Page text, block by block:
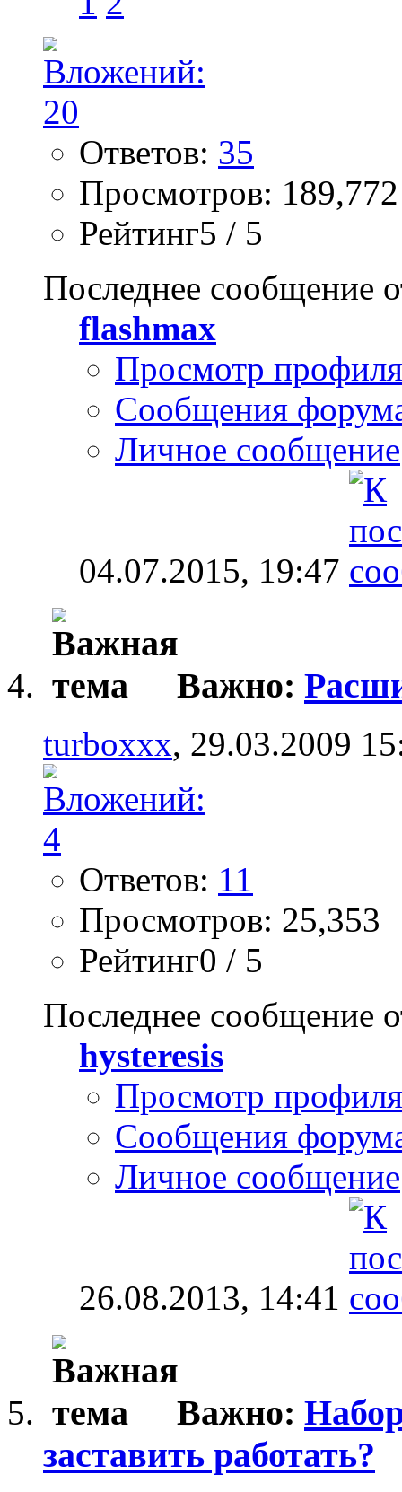
Ответов: 35
Просмотров: 189,772
Рейтинг5 / 5
Последнее сообщение
flashmax
Просмотр профиля
Сообщения
Личное сообщение
04.07.2015, 19:47
Важно:
turboxxx, 29.03.2009
Ответов: 11
Просмотров: 25,353
Рейтинг0 / 5
Последнее сообщение
hysteresis
Просмотр профиля
Сообщения
Личное сообщение
26.08.2013, 14:41
Важно:
заставить работать?